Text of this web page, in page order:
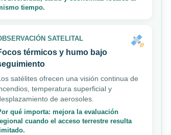
tiempo.
SATELITAL
térmicos y humo bajo
satélites ofrecen una visión continua de
temperatura superficial y
de aerosoles.
qué importa: mejora la evaluación
cuando el acceso terrestre resulta
limitado.